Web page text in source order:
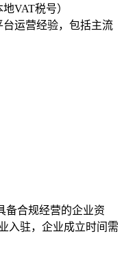
VAT税号）
运营经验，包括主流
备合规经营的企业资
入驻，企业成立时间需